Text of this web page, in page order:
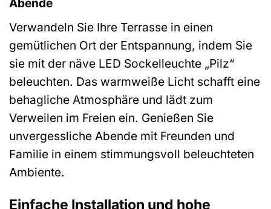
Abende
Verwandeln Sie Ihre Terrasse in einen
gemütlichen Ort der Entspannung, indem Sie
sie mit der näve LED Sockelleuchte „Pilz“
beleuchten. Das warmweiße Licht schafft eine
behagliche Atmosphäre und lädt zum
Verweilen im Freien ein. Genießen Sie
unvergessliche Abende mit Freunden und
Familie in einem stimmungsvoll beleuchteten
Ambiente.
Einfache Installation und hohe